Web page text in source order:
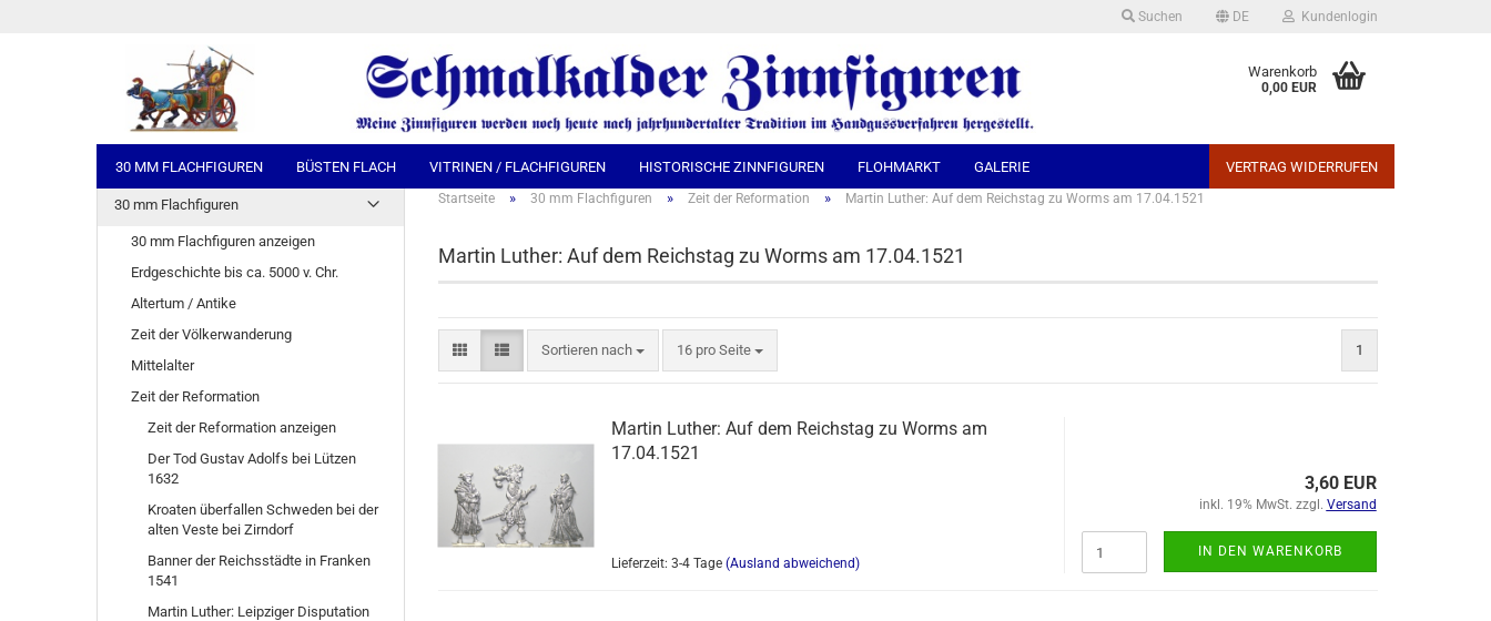
Suchen DE
Sprache auswählen
Kundenlogin
Konto erstellen
Warenkorb
0,00 EUR
30 MM FLACHFIGUREN BÜSTEN FLACH VITRINEN / FLACHFIGUREN HISTORISCHE ZINNFIGUREN FLOHMARKT GALERIE VERTRAG WIDERRUFEN
Startseite » 30 mm Flachfiguren » Zeit der Reformation » Martin Luther: Auf dem Reichstag zu Worms am 17.04.1521
Martin Luther: Auf dem Reichstag zu Worms am 17.04.1521
Sortieren nach 16 pro Seite 1
Martin Luther: Auf dem Reichstag zu Worms am
17.04.1521
Lieferzeit: 3-4 Tage (Ausland abweichend)
3,60 EUR
inkl. 19% MwSt. zzgl. Versand
IN DEN WARENKORB
30 mm Flachfiguren
30 mm Flachfiguren anzeigen
Erdgeschichte bis ca. 5000 v. Chr.
Altertum / Antike
Zeit der Völkerwanderung
Mittelalter
Zeit der Reformation
Zeit der Reformation anzeigen
Der Tod Gustav Adolfs bei Lützen
1632
Kroaten überfallen Schweden bei der
alten Veste bei Zirndorf
Banner der Reichsstädte in Franken
1541
Martin Luther: Leipziger Disputation